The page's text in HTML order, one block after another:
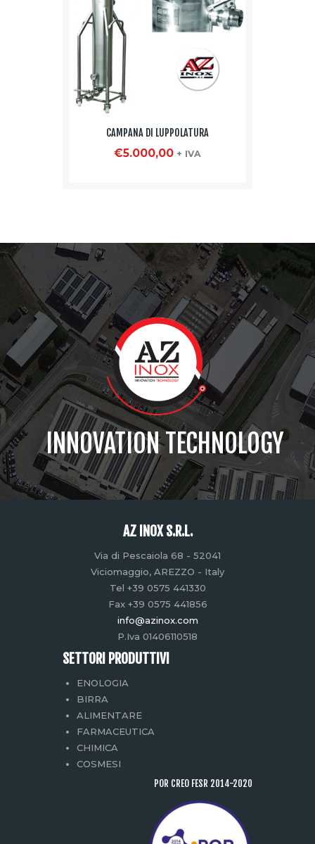
CAMPANA DI LUPPOLATURA
€5.000,00 + IVA
INNOVATION TECHNOLOGY
AZ INOX S.R.L.
Via di Pescaiola 68 - 52041
Viciomaggio, AREZZO - Italy
Tel +39 0575 441330
Fax +39 0575 441856
info@azinox.com
P.Iva 01406110518
SETTORI PRODUTTIVI
ENOLOGIA
BIRRA
ALIMENTARE
FARMACEUTICA
CHIMICA
COSMESI
POR CREO FESR 2014-2020